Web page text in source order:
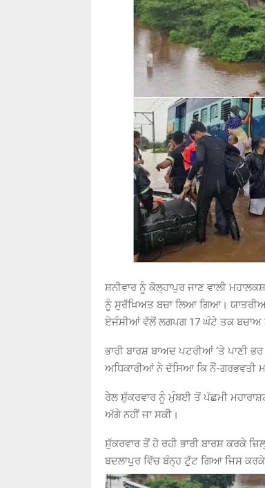
ਸ਼ਨੀਵਾਰ ਨੂੰ ਕੋਲ੍ਹਾਪੁਰ ਜਾਣ ਵਾਲੀ
ਨੂੰ ਸੁਰੱਖਿਅਤ ਬਚਾ ਲਿਆ ਗਿਆ।
ਏਜੰਸੀਆਂ ਵੱਲੋਂ ਲਗਪਗ 17 ਘੰਟੇ ਤਕ
ਭਾਰੀ ਬਾਰਸ਼ ਬਾਅਦ ਪਟਰੀਆਂ ‘ਤੇ ਪਾਣੀ
ਅਧਿਕਾਰੀਆਂ ਨੇ ਦੱਸਿਆ ਕਿ ਨੌਂ-ਗਰਭਵਤੀ
ਰੇਲ ਸ਼ੁੱਕਰਵਾਰ ਨੂੰ ਮੁੰਬਈ ਤੋਂ ਪੱਛਮੀ
ਅੱਗੇ ਨਹੀਂ ਜਾ ਸਕੀ।
ਸ਼ੁੱਕਰਵਾਰ ਤੋਂ ਹੋ ਰਹੀ ਭਾਰੀ ਬਾਰਸ਼ ਕਰਕੇ
ਬਦਲਾਪੁਰ ਵਿੱਚ ਬੰਨ੍ਹ ਟੁੱਟ ਗਿਆ ਜਿਸ